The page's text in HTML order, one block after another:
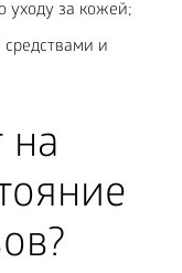
уходу за кожей;
и
на